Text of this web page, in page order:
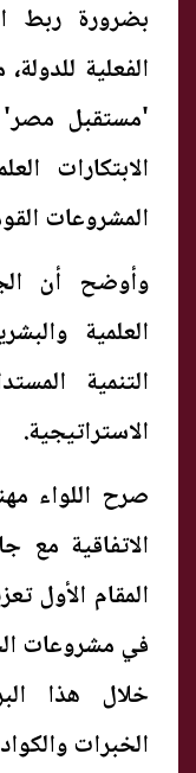
بضرورة ربط
الفعلية
'مستقبل
الابتكارات
المشروعات
وأوضح أن
العلمية
التنمية
الاستراتيجية.
صرح اللواء
الاتفاقية
المقام الأول
في مشروعات
خلال هذا
الخبرات